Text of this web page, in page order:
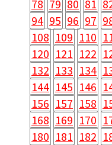
78 79 80 81
94 95 96 97
108 109 110
120 121 122
132 133 134
144 145 146
156 157 158
168 169 170
180 181 182